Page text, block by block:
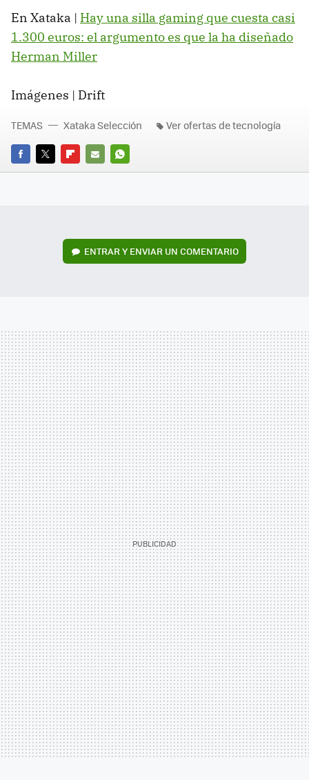
En Xataka | Hay una silla gaming que cuesta casi
1.300 euros: el argumento es que la ha diseñado
Herman Miller
Imágenes | Drift
FACEBOOK
TWITTERFLIPBOARD
E-
WHATSAPP
TEMAS Xataka Selección Ver ofertas de tecnología
ENTRAR Y ENVIAR UN COMENTARIO